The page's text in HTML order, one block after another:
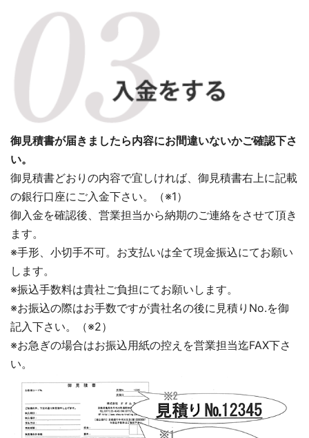
御見積書が届きましたら内容にお間違いないかご確認下さ
い。
御見積書どおりの内容で宜しければ、御見積書右上に記載
の銀行口座にご入金下さい。（※1）
御入金を確認後、営業担当から納期のご連絡をさせて頂き
ます。
※手形、小切手不可。お支払いは全て現金振込にてお願い
します。
※振込手数料は貴社ご負担にてお願いします。
※お振込の際はお手数ですが貴社名の後に見積りNo.を御
記入下さい。（※2）
※お急ぎの場合はお振込用紙の控えを営業担当迄FAX下さ
い。